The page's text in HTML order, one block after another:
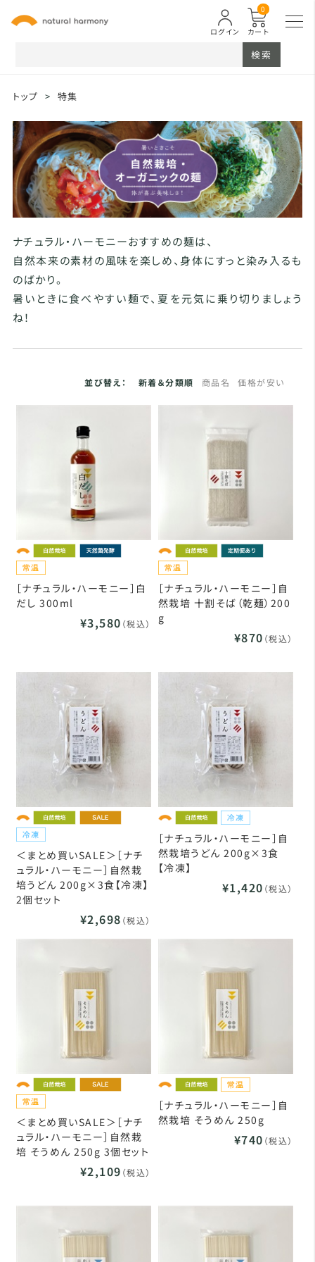
カート
0
ログイン
検索
トップ > 特集
ナチュラル・ハーモニーおすすめの麺は、
自然本来の素材の風味を楽しめ、身体にすっと染み入るも
のばかり。
暑いときに食べやすい麺で、夏を元気に乗り切りましょう
ね！
並び替え： 新着＆分類順 商品名 価格が安い
［ナチュラル・ハーモニー］白
だし 300ml
¥3,580 （税込）
［ナチュラル・ハーモニー］自
然栽培 十割そば（乾麺）200
g
¥870 （税込）
＜まとめ買いSALE＞［ナチ
ュラル・ハーモニー］自然栽
培うどん 200g×3食【冷凍】
2個セット
¥2,698 （税込）
［ナチュラル・ハーモニー］自
然栽培うどん 200g×3食
【冷凍】
¥1,420 （税込）
＜まとめ買いSALE＞［ナチ
ュラル・ハーモニー］自然栽
培 そうめん 250g 3個セット
¥2,109 （税込）
［ナチュラル・ハーモニー］自
然栽培 そうめん 250g
¥740 （税込）